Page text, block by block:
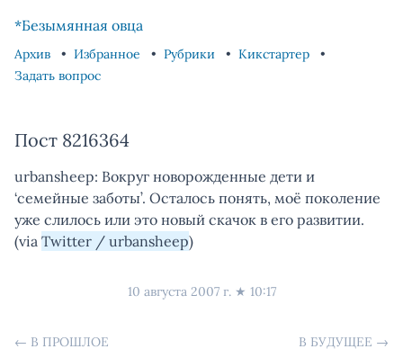
*Безымянная овца
Архив Избранное Рубрики
Кикстартер
Задать вопрос
Пост 8216364
urbansheep: Вокруг новорожденные дети и
‘семейные заботы’. Осталось понять, моё поколение
уже слилось или это новый скачок в его развитии.
(via Twitter / urbansheep)
10 августа 2007 г.★ 10:17
← В ПРОШЛОЕ В БУДУЩЕЕ →